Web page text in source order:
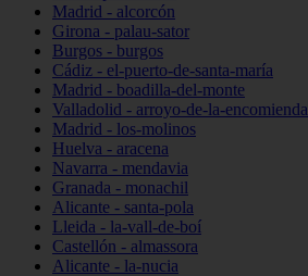
Madrid - alcorcón
Girona - palau-sator
Burgos - burgos
Cádiz - el-puerto-de-santa-maría
Madrid - boadilla-del-monte
Valladolid - arroyo-de-la-encomienda
Madrid - los-molinos
Huelva - aracena
Navarra - mendavia
Granada - monachil
Alicante - santa-pola
Lleida - la-vall-de-boí
Castellón - almassora
Alicante - la-nucia